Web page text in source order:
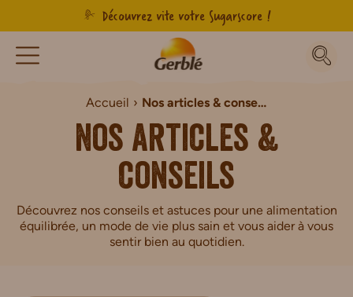
Découvrez vite votre Sugarscore !
Accueil Nos articles & conseils
Nos articles &
conseils
Découvrez nos conseils et astuces pour une alimentation
équilibrée, un mode de vie plus sain et vous aider à vous
sentir bien au quotidien.